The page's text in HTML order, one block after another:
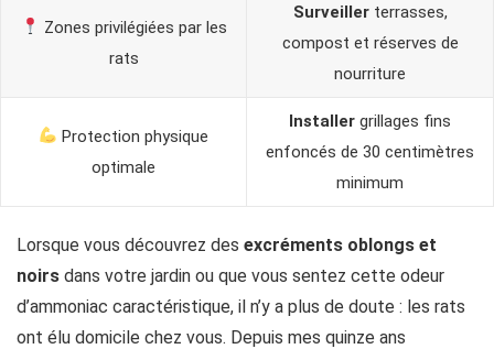
Zones privilégiées par les
rats
Surveillerterrasses,
compost et réserves de
nourriture
Protection physique
optimale
Installer grillages fins
enfoncés de 30 centimètres
minimum
Lorsque vous découvrez des excréments oblongs et
noirs dans votre jardin ou que vous sentez cette odeur
d’ammoniac caractéristique, il n’y a plus de doute : les rats
ont élu domicile chez vous. Depuis mes quinze ans